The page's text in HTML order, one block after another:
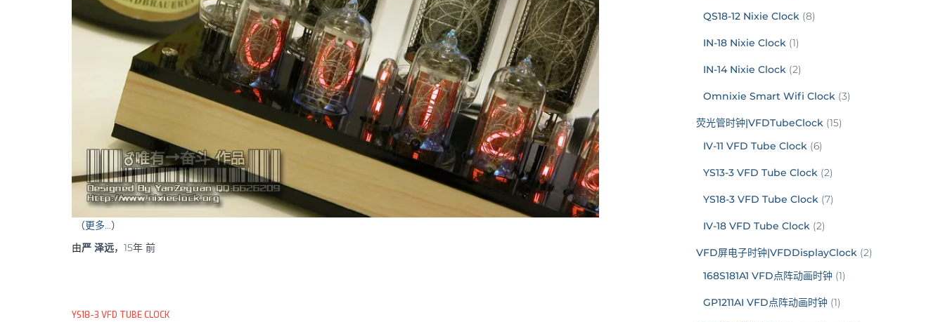
（更多…）
由严 泽远， 15年 前
YS18-3 VFD TUBE CLOCK
QS18-12 Nixie Clock(8)
IN-18 Nixie Clock(1)
IN-14 Nixie Clock(2)
Omnixie Smart Wifi Clock(3)
荧光管时钟|VFDTubeClock(15)
IV-11 VFD Tube Clock(6)
YS13-3 VFD Tube Clock(2)
YS18-3 VFD Tube Clock(7)
IV-18 VFD Tube Clock(2)
VFD屏电子时钟|VFDDisplayClock(2)
168S181A1 VFD点阵动画时钟(1)
GP1211AI VFD点阵动画时钟(1)